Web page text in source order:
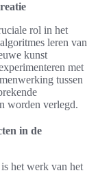
rol in het
leren van
kunst
met
tussen
worden verlegd.
in de
het werk van het